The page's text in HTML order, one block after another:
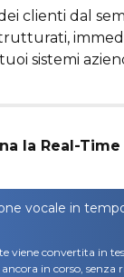
clienti dal
sistemi
la Real-
vocale in
viene convertita in
in corso, senza